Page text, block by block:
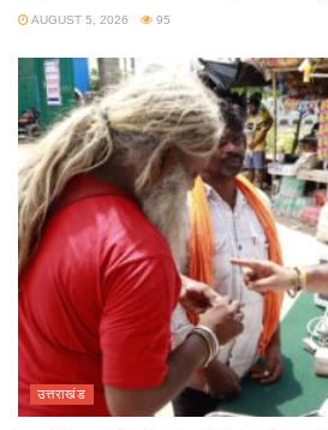
AUGUST 5, 2026 95
उत्तराखंड